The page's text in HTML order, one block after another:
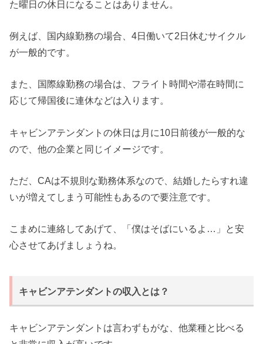
た曜日の休日になることはありません。
例えば、国内線勤務の場合、4日働いて2日休むサイクル
が一般的です。
また、国際線勤務の場合は、フライト時間や滞在時間に
応じて帰国後に連休などは入ります。
キャビンアテンダントの休日は月に10日前後が一般的な
ので、他の企業と同じイメージです。
ただ、CAは不規則な勤務体系なので、結婚したらすれ違
いが増えてしまう可能性もあるので要注意です。
こまめに連絡してあげて、「僕はそばにいるよ…」と安
心させてあげましょうね。
キャビンアテンダントの収入とは？
キャビンアテンダントは言わずもがな、他業種と比べる